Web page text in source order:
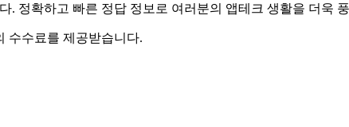
. 정확하고 빠른 정답 정보로 여러분의 앱테크 생활을 더욱
수수료를 제공받습니다.